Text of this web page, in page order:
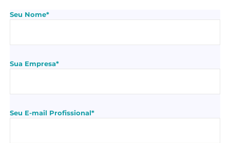
Seu Nome*
Sua Empresa*
Seu E-mail Profissional*